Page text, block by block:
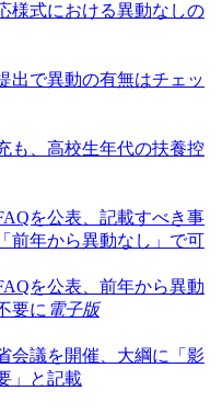
様式における異動なしの
出で異動の有無はチェッ
も、高校生年代の扶養控
を公表、記載すべき事
前年から異動なし」で可
を公表、前年から異動
要に 電子版
会議を開催、大綱に「影
」と記載